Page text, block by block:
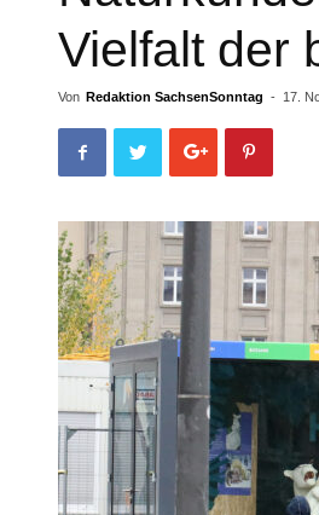
Vielfalt der
Von Redaktion SachsenSonntag - 17.